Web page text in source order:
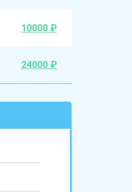
10000 ₽
24000 ₽